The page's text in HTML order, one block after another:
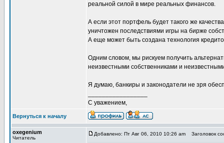
реальной силой в мире реальных финансов.
А если этот портфель будет такого же
уничтожен последствиями игры на бирже
А еще может быть создана технология
Одним словом, мы рискуем получить
неизвестными собственниками и
Я думаю, банкиры и законодатели не зря
С уважением,
Вернуться к началу
oxegenium
Читатель
Добавлено: Пт Авг 06, 2010 10:26 am Заголовок